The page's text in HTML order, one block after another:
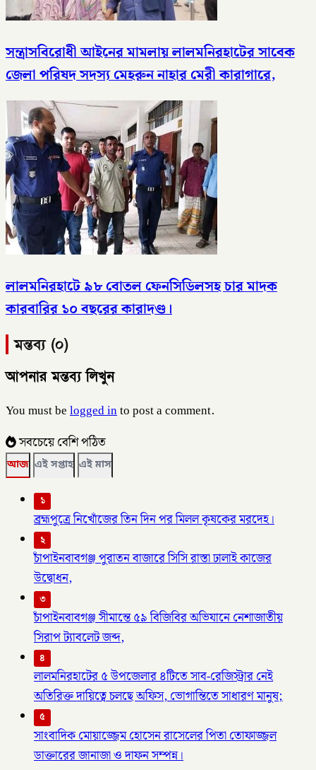
সন্ত্রাসবিরোধী আইনের মামলায় লালমনিরহাটের সাবেক
জেলা পরিষদ সদস্য মেহরুন নাহার মেরী কারাগারে,
লালমনিরহাটে ৯৮ বোতল ফেনসিডিলসহ চার মাদক
কারবারির ১০ বছরের কারাদণ্ড।
মন্তব্য (০)
আপনার মন্তব্য লিখুন
You must belogged into post a comment.
সবচেয়ে বেশি পঠিত
আজ এই সপ্তাহ এই মাস
১
ব্রহ্মপুত্রে নিখোঁজের তিন দিন পর মিলল কৃষকের মরদেহ।
২
চাঁপাইনবাবগঞ্জ পুরাতন বাজারে সিসি রাস্তা ঢালাই কাজের
উদ্বোধন,
৩
চাঁপাইনবাবগঞ্জ সীমান্তে ৫৯ বিজিবির অভিযানে নেশাজাতীয়
সিরাপ ট্যাবলেট জব্দ,
৪
লালমনিরহাটের ৫ উপজেলার ৪টিতে সাব-রেজিস্ট্রার নেই
অতিরিক্ত দায়িত্বে চলছে অফিস, ভোগান্তিতে সাধারণ মানুষ;
৫
সাংবাদিক মোয়াজ্জেম হোসেন রাসেলের পিতা তোফাজ্জল
ডাক্তারের জানাজা ও দাফন সম্পন্ন।